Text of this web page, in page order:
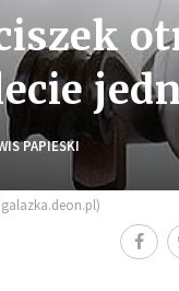
PAPIESKI